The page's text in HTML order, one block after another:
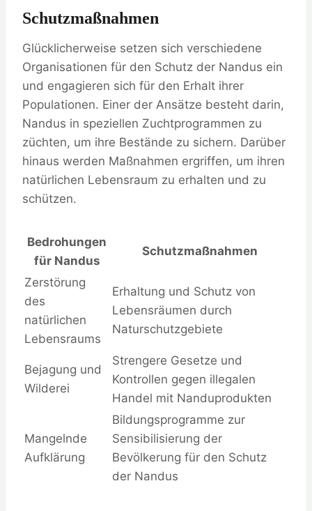
Schutzmaßnahmen
Glücklicherweise setzen sich verschiedene
Organisationen für den Schutz der Nandus ein
und engagieren sich für den Erhalt ihrer
Populationen. Einer der Ansätze besteht darin,
Nandus in speziellen Zuchtprogrammen zu
züchten, um ihre Bestände zu sichern. Darüber
hinaus werden Maßnahmen ergriffen, um ihren
natürlichen Lebensraum zu erhalten und zu
schützen.
Bedrohungen
für Nandus
Schutzmaßnahmen
Zerstörung
des
natürlichen
Lebensraums
Erhaltung und Schutz von
Lebensräumen durch
Naturschutzgebiete
Bejagung und
Wilderei
Strengere Gesetze und
Kontrollen gegen illegalen
Handel mit Nanduprodukten
Mangelnde
Aufklärung
Bildungsprogramme zur
Sensibilisierung der
Bevölkerung für den Schutz
der Nandus